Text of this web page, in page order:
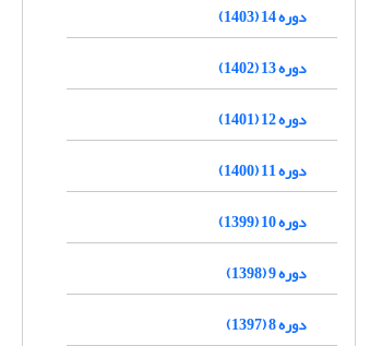
دوره 14 (1403)
دوره 13 (1402)
دوره 12 (1401)
دوره 11 (1400)
دوره 10 (1399)
دوره 9 (1398)
دوره 8 (1397)